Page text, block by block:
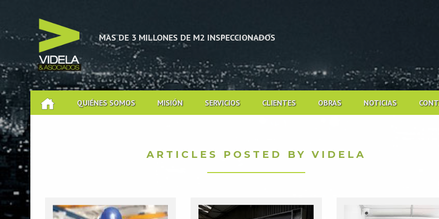
MAS DE 3 MILLONES DE M2 INSPECCIONADOS
EXPERIENCIA EN GESTIÓN Y ASESORÍA EN LATINOAMERICA
QUIÉNES SOMOS MISIÓN SERVICIOS CLIENTES OBRAS NOTICIAS
ARTICLES POSTED BY VIDELA